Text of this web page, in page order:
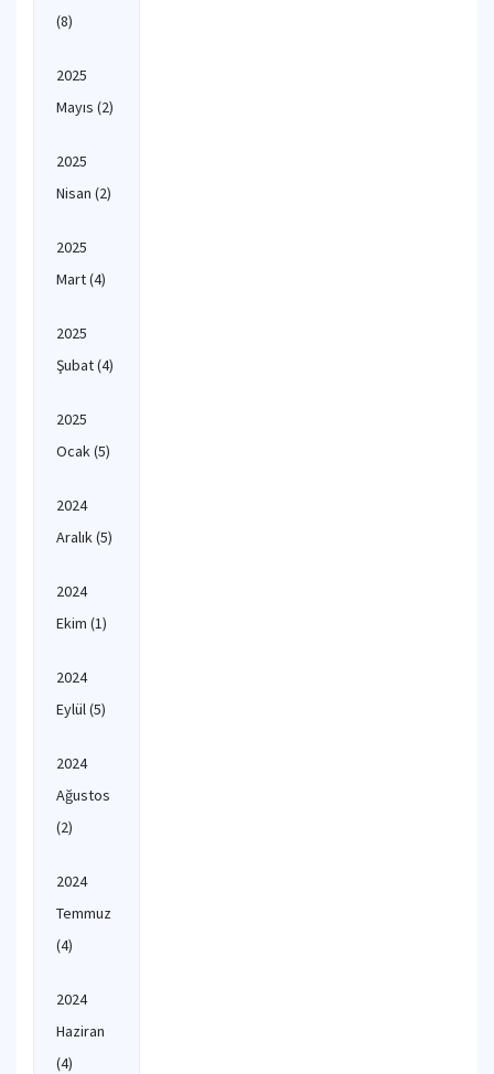
(8)
2025
Mayıs (2)
2025
Nisan (2)
2025
Mart(4)
2025
Şubat(4)
2025
Ocak(5)
2024
Aralık(5)
2024
Ekim (1)
2024
Eylül(5)
2024
Ağustos
(2)
2024
Temmuz
(4)
2024
Haziran
(4)